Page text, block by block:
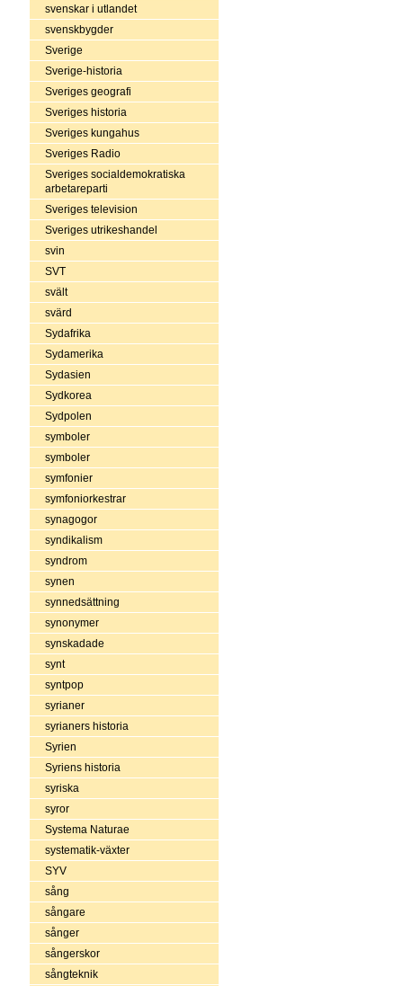
svenskar i utlandet
svenskbygder
Sverige
Sverige-historia
Sveriges geografi
Sveriges historia
Sveriges kungahus
Sveriges Radio
Sveriges socialdemokratiska
arbetareparti
Sveriges television
Sveriges utrikeshandel
svin
SVT
svält
svärd
Sydafrika
Sydamerika
Sydasien
Sydkorea
Sydpolen
symboler
symboler
symfonier
symfoniorkestrar
synagogor
syndikalism
syndrom
synen
synnedsättning
synonymer
synskadade
synt
syntpop
syrianer
syrianers historia
Syrien
Syriens historia
syriska
syror
Systema Naturae
systematik-växter
SYV
sång
sångare
sånger
sångerskor
sångteknik